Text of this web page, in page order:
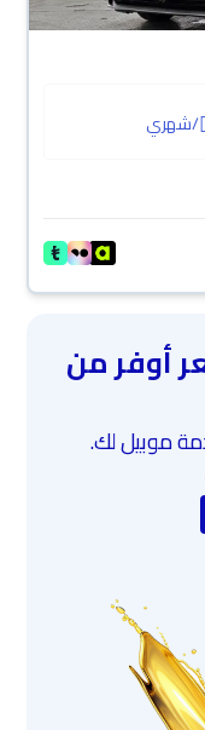
/شهري
أوفر من
موبيل لك.